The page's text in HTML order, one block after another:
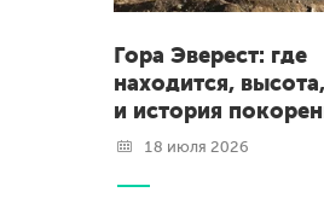
Гора Эверест: где
находится,
и история
18 июля 2026